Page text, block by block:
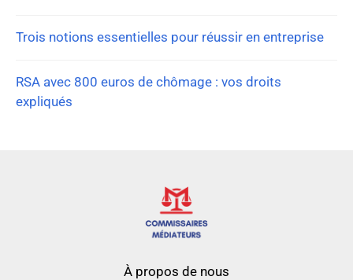
Trois notions essentielles pour réussir en entreprise
RSA avec 800 euros de chômage : vos droits
expliqués
À propos de nous